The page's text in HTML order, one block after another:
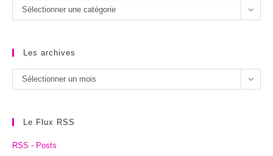
Les
catégories
Sélectionner une catégorie
Les archives
Les
archives
Sélectionner un mois
Le Flux RSS
RSS - Posts